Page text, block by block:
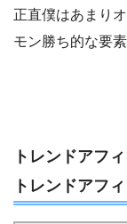
正直僕はあまり
モン勝ち的な要
トレンドアフ
トレンドアフ